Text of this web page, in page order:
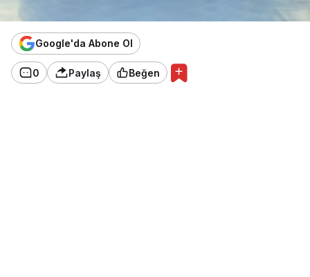
Google'da Abone Ol
0 Paylaş Beğen